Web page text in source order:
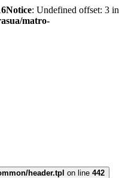
Notice: Undefined offset: 3 in
matro-
header.tpl on line 442